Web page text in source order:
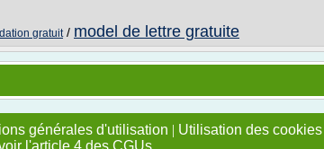
gratuit/ model de lettre gratuite
générales d'utilisation | Utilisation des cookies
l'article 4 des CGUs